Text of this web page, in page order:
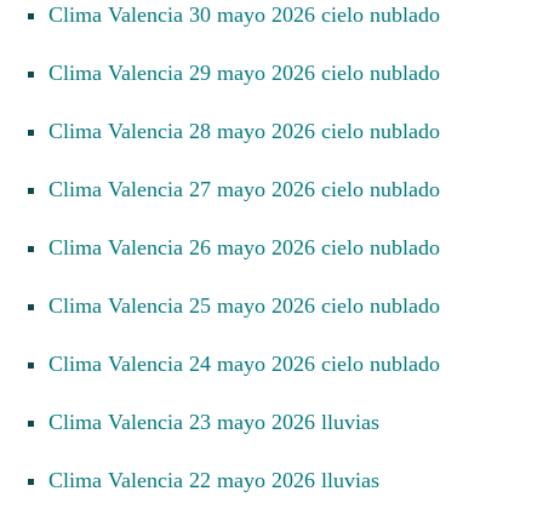
Clima Valencia 30 mayo 2026 cielo nublado
Clima Valencia 29 mayo 2026 cielo nublado
Clima Valencia 28 mayo 2026 cielo nublado
Clima Valencia 27 mayo 2026 cielo nublado
Clima Valencia 26 mayo 2026 cielo nublado
Clima Valencia 25 mayo 2026 cielo nublado
Clima Valencia 24 mayo 2026 cielo nublado
Clima Valencia 23 mayo 2026 lluvias
Clima Valencia 22 mayo 2026 lluvias